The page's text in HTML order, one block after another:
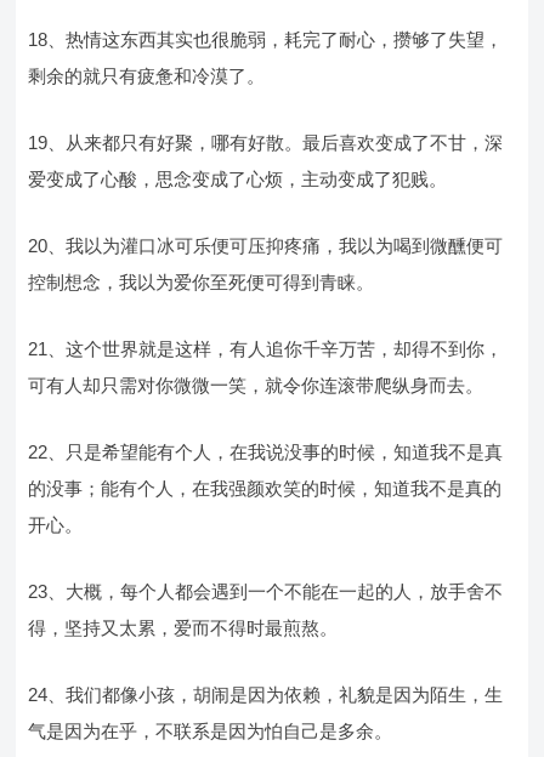
18、热情这东西其实也很脆弱，耗完了耐心，攒够了失望，
剩余的就只有疲惫和冷漠了。
19、从来都只有好聚，哪有好散。最后喜欢变成了不甘，深
爱变成了心酸，思念变成了心烦，主动变成了犯贱。
20、我以为灌口冰可乐便可压抑疼痛，我以为喝到微醺便可
控制想念，我以为爱你至死便可得到青睐。
21、这个世界就是这样，有人追你千辛万苦，却得不到你，
可有人却只需对你微微一笑，就令你连滚带爬纵身而去。
22、只是希望能有个人，在我说没事的时候，知道我不是真
的没事；能有个人，在我强颜欢笑的时候，知道我不是真的
开心。
23、大概，每个人都会遇到一个不能在一起的人，放手舍不
得，坚持又太累，爱而不得时最煎熬。
24、我们都像小孩，胡闹是因为依赖，礼貌是因为陌生，生
气是因为在乎，不联系是因为怕自己是多余。